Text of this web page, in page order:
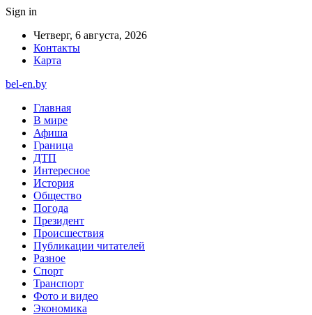
Sign in
Четверг, 6 августа, 2026
Контакты
Карта
bel-en.by
Главная
В мире
Афиша
Граница
ДТП
Интересное
История
Общество
Погода
Президент
Происшествия
Публикации читателей
Разное
Спорт
Транспорт
Фото и видео
Экономика